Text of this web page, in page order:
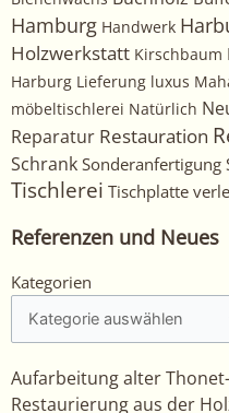
Hamburg Handwerk
Holzwerkstatt Kirschbaum
Harburg Lieferung luxus
möbeltischlerei Natürlich
Reparatur Restauration
Schrank Sonderanfertigung
Tischlerei Tischplatte
Referenzen und Neues
Kategorien
Kategorien
Aufarbeitung alter
Restaurierung aus der